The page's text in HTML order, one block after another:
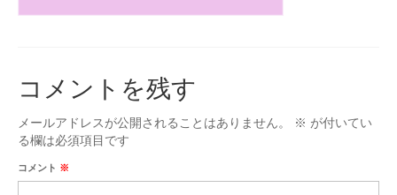
男性用
女性用
コメントを残す
メールアドレスが公開されることはありません。 ※ が付いてい
る欄は必須項目です
コメント ※